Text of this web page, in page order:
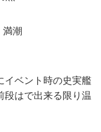
満潮
イベント時の史実艦
段はで出来る限り温